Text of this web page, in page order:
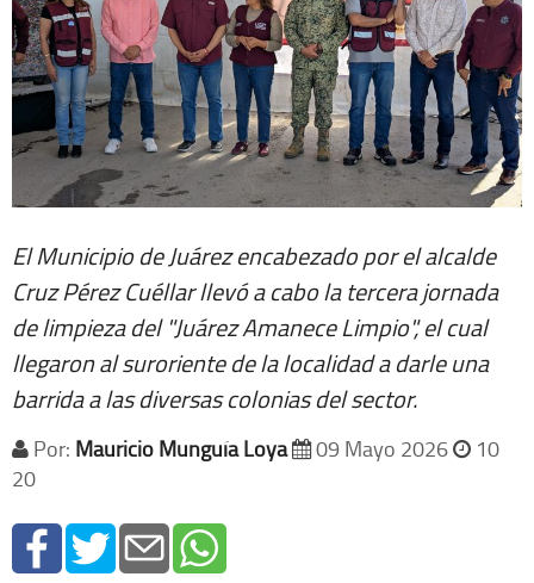
El Municipio de Juárez encabezado por el alcalde
Cruz Pérez Cuéllar llevó a cabo la tercera jornada
de limpieza del "Juárez Amanece Limpio", el cual
llegaron al suroriente de la localidad a darle una
barrida a las diversas colonias del sector.
Por: Mauricio Munguía Loya 09 Mayo 2026
10
20